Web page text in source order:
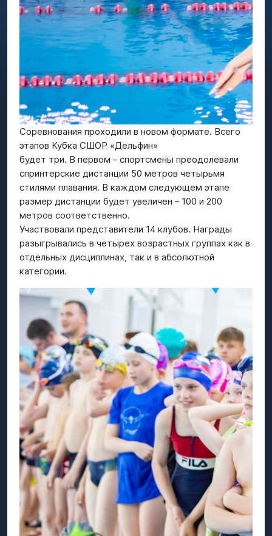
Соревнования проходили в новом формате. Всего
этапов Кубка СШОР «Дельфин»
будет три. В первом – спортсмены преодолевали
спринтерские дистанции 50 метров четырьмя
стилями плавания. В каждом следующем этапе
размер дистанции будет увеличен – 100 и 200
метров соответственно.
Участвовали представители 14 клубов. Награды
разыгрывались в четырех возрастных группах как в
отдельных дисциплинах, так и в абсолютной
категории.